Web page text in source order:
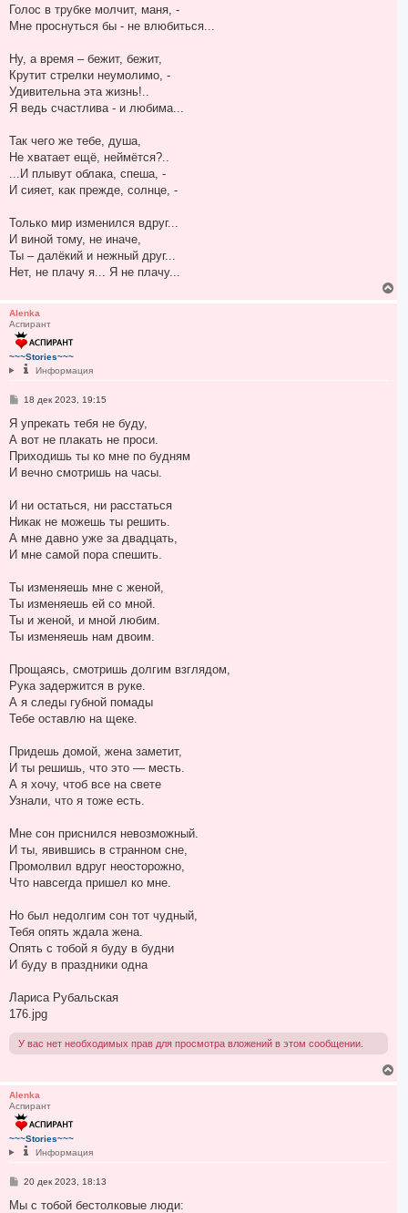
Голос в трубке молчит, маня, -
Мне проснуться бы - не влюбиться...
Ну, а время – бежит, бежит,
Крутит стрелки неумолимо, -
Удивительна эта жизнь!..
Я ведь счастлива - и любима...
Так чего же тебе, душа,
Не хватает ещё, неймётся?..
...И плывут облака, спеша, -
И сияет, как прежде, солнце, -
Только мир изменился вдруг...
И виной тому, не иначе,
Ты – далёкий и нежный друг...
Нет, не плачу я... Я не плачу...
Alenka
Аспирант
~~~Stories~~~
Информация
С
о
б
щ
е
и
18 дек 2023, 19:15
Я упрекать тебя не буду,
А вот не плакать не проси.
Приходишь ты ко мне по будням
И вечно смотришь на часы.
И ни остаться, ни расстаться
Никак не можешь ты решить.
А мне давно уже за двадцать,
И мне самой пора спешить.
Ты изменяешь мне с женой,
Ты изменяешь ей со мной.
Ты и женой, и мной любим.
Ты изменяешь нам двоим.
Прощаясь, смотришь долгим взглядом,
Рука задержится в руке.
А я следы губной помады
Тебе оставлю на щеке.
Придешь домой, жена заметит,
И ты решишь, что это — месть.
А я хочу, чтоб все на свете
Узнали, что я тоже есть.
Мне сон приснился невозможный.
И ты, явившись в странном сне,
Промолвил вдруг неосторожно,
Что навсегда пришел ко мне.
Но был недолгим сон тот чудный,
Тебя опять ждала жена.
Опять с тобой я буду в будни
И буду в праздники одна
Лариса Рубальская
176.jpg
У вас нет необходимых прав для просмотра вложений в этом сообщении.
Alenka
Аспирант
~~~Stories~~~
Информация
С
о
20 дек 2023, 18:13
Мы с тобой бестолковые люди: